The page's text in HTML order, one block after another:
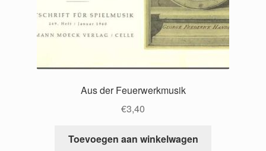
Aus der Feuerwerkmusik
€3,40
Toevoegen aan winkelwagen